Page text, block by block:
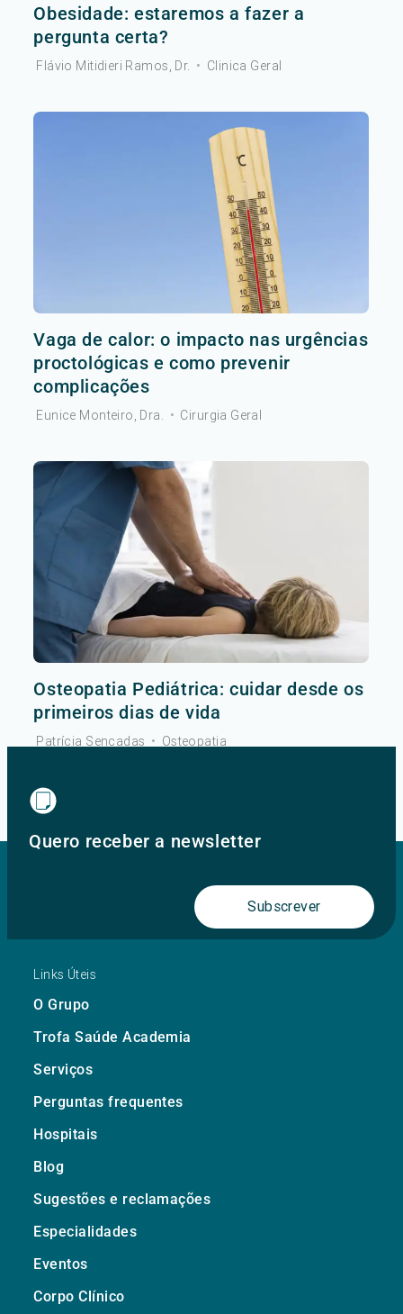
Obesidade: estaremos a fazer a
pergunta certa?
Flávio Mitidieri Ramos, Dr. • Clinica Geral
Vaga de calor: o impacto nas urgências
proctológicas e como prevenir
complicações
Eunice Monteiro, Dra. • Cirurgia Geral
Osteopatia Pediátrica: cuidar desde os
primeiros dias de vida
Patrícia Sencadas • Osteopatia
Quero receber a newsletter
Subscrever
Links Úteis
O Grupo
Trofa Saúde Academia
Serviços
Perguntas frequentes
Hospitais
Blog
Sugestões e reclamações
Especialidades
Eventos
Corpo Clínico